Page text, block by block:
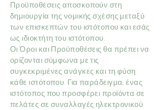
Προϋποθέσεις αποσκοπούν στη
δημιουργία της νομικής σχέσης μεταξύ
των επισκεπτών του ιστότοπου και εσάς
ως ιδιοκτήτη του ιστότοπου.
Οι Όροι και Προϋποθέσεις θα πρέπει να
ορίζονται σύμφωνα με τις
συγκεκριμένες ανάγκες και τη φύση
κάθε ιστότοπου. Για παράδειγμα, ένας
ιστότοπος που προσφέρει προϊόντα σε
πελάτες σε συναλλαγές ηλεκτρονικού